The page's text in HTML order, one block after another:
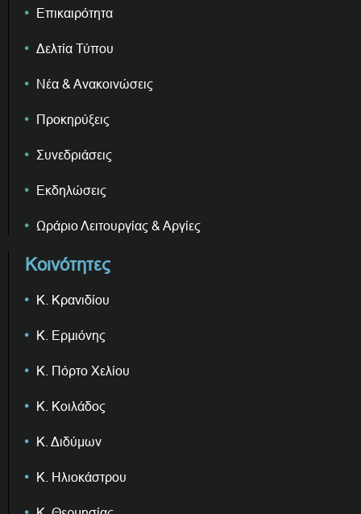
Επικαιρότητα
Δελτία Τύπου
Νέα & Ανακοινώσεις
Προκηρύξεις
Συνεδριάσεις
Εκδηλώσεις
Ωράριο Λειτουργίας & Αργίες
Κοινότητες
Κ. Κρανιδίου
Κ. Ερμιόνης
Κ. Πόρτο Χελίου
Κ. Κοιλάδος
Κ. Διδύμων
Κ. Ηλιοκάστρου